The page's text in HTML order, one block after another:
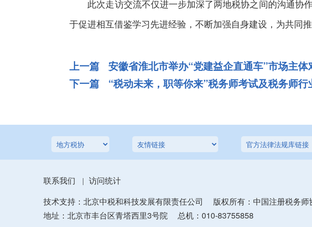
此次走访交流不仅进一步加深了两地税协之间的沟通协
于促进相互借鉴学习先进经验，不断加强自身建设，为共同
上一篇 安徽省淮北市举办“党建益企直通车”市场主体
下一篇 “税动未来，职等你来”税务师考试及税务师
联系我们 |
访问统计
技术支持：北京中税和科技发展有限责任公司
版权所有：中国注册税务师
地址：北京市丰台区青塔西里3号院
总机：010-83755858